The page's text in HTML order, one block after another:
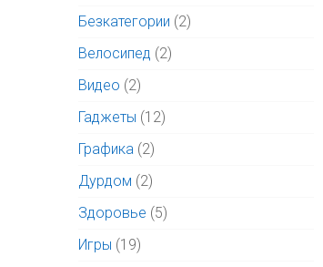
Безкатегории (2)
Велосипед (2)
Видео (2)
Гаджеты (12)
Графика (2)
Дурдом (2)
Здоровье (5)
Игры (19)